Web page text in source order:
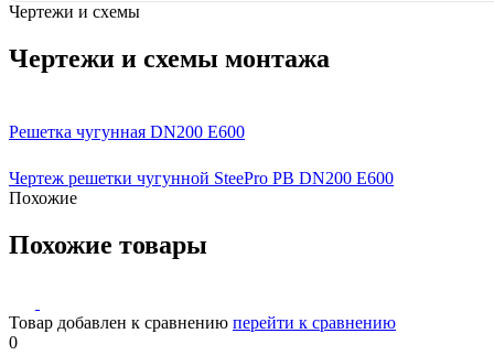
Чертежи и схемы
Чертежи и схемы монтажа
Решетка чугунная DN200 E600
Чертеж решетки чугунной SteePro PB DN200 E600
Похожие
Похожие товары
Товар добавлен к сравнению перейти к сравнению
0